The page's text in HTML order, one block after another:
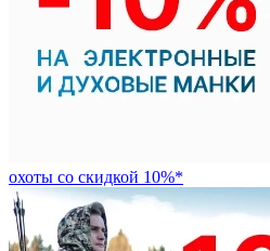
охоты со скидкой 10%*